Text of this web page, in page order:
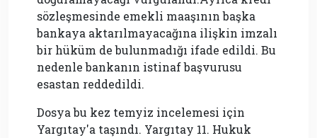
sözleşmesinde emekli maaşının başka
bankaya aktarılmayacağına ilişkin imzalı
bir hüküm de bulunmadığı ifade edildi. Bu
nedenle bankanın istinaf başvurusu
esastan reddedildi.
Dosya bu kez temyiz incelemesi için
Yargıtay'a taşındı. Yargıtay 11. Hukuk